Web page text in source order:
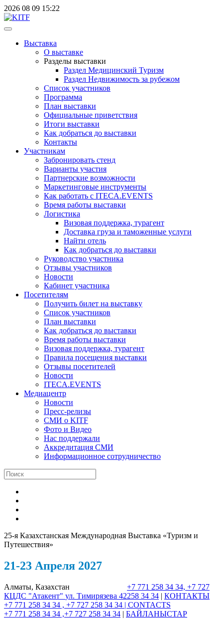
2026 08 09 15:22
Выставка
О выставке
Разделы выставки
Раздел Медицинский Туризм
Раздел Недвижимость за рубежом
Список участников
Программа
План выставки
Официальные приветствия
Итоги выставки
Как добраться до выставки
Контакты
Участникам
Забронировать стенд
Варианты участия
Партнерские возможности
Маркетинговые инструменты
Как работать с ITECA.EVENTS
Время работы выставки
Логистика
Визовая поддержка, турагент
Доставка груза и таможенные услуги
Найти отель
Как добраться до выставки
Руководство участника
Отзывы участников
Новости
Кабинет участника
Посетителям
Получить билет на выставку
Список участников
План выставки
Как добраться до выставки
Время работы выставки
Визовая поддержка, турагент
Правила посещения выставки
Отзывы посетителей
Новости
ITECA.EVENTS
Медиацентр
Новости
Пресс-релизы
СМИ о KITF
Фото и Видео
Нас поддержали
Аккредитация СМИ
Информационное сотрудничество
25-я Казахстанская Международная Выставка «Туризм и
Путешествия»
21-23 Апреля 2027
Алматы, Казахстан
КЦДС "Атакент" ул. Тимирязева 42
+7 771 258 34 34, +7 727
258 34 34 | КОНТАКТЫ
+7 771 258 34 34 , +7 727 258 34 34 | CONTACTS
+7 771 258 34 34 ,+7 727 258 34 34 | БАЙЛАНЫСТАР